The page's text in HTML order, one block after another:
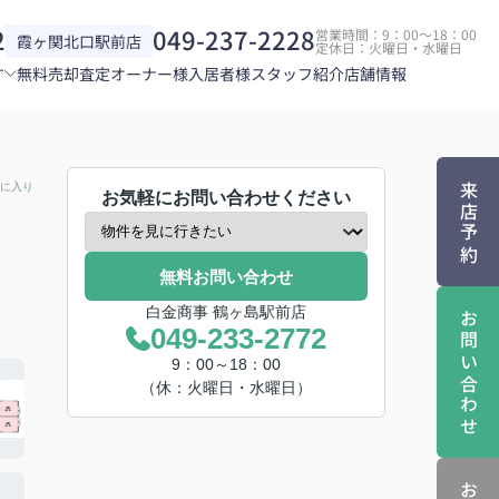
霞ヶ関北口駅前店 049-237-2228営業時間：9：00～18：00
定休日：火曜日・水曜日
無料売却査定オーナー様入居者様スタッフ紹介店舗情報
来店予約
お問い合わせ
入り
お気軽にお問い合わせください
無料お問い合わせ
白金商事 鶴ヶ島駅前店
049-233-2772
9：00～18：00
（休：火曜日・水曜日）